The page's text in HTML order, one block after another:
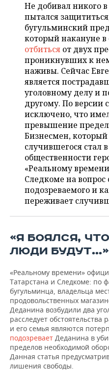
КОМУ ПРИНАДЛЕЖАТ
ТОРГОВЫЕ ЦЕНТРЫ
ТАТАРСТАНА
БЮДЖЕТ
ИНВЕСТИЦИИ
МАШИНОСТРОЕНИЕ
НЕФТЕХИМИЯ
НЕФТЬ
ОПК
ЭНЕРГЕТИКА
НОВОСТИ АВТО
БИЗНЕС
НОВОСТИ БИЗНЕСА
РОЗНИЧНАЯ ТОРГОВЛЯ
ТРАНСПОРТ
УСЛУГИ
ТЕХНОЛОГИИ
НОВОСТИ ТЕХНОЛОГИЙ
МЕДИА
ТЕЛЕКОММУНИКАЦИИ
МЕРОПРИЯТИЯ
НОВОСТИ
ВЫЕЗДНАЯ РЕДАКЦИЯ
БИЗНЕС-БРАНЧИ
ONLINE-КОНФЕРЕНЦИИ
ОТКРЫТАЯ ЛЕКЦИЯ
СПОРТ
НОВОСТИ СПОРТА
ФУТБОЛ
ХОККЕЙ
БАСКЕТБОЛ
ВОЛЕЙБОЛ
КИБЕРСПОРТ
ФИГУРНОЕ КАТАНИЕ
ХОККЕЙ С МЯЧОМ
ОБЩЕСТВО
НОВОСТИ ОБЩЕСТВА
ВЛАСТЬ
ИНФРАСТРУКТУРА
ИСТОРИЯ
КУЛЬТУРА
МЕДИЦИНА
ПРОИСШЕСТВИЯ
ФОТОГАЛЕРЕЯ
СЮЖЕТЫ
СПРАВОЧНИК
СПИСОК ПЕРСОН
СПИСОК КОМПАНИЙ
ПОЛНАЯ ВЕРСИЯ
Не добивал никого
пытался
бугульминский
который накануне
отбиться от двух
проникнувших к
наживы. Сейчас
является
уголовному делу и
другому. По версии
исключено, что
превышение
Бизнесмен, который
случившегося стал в
общественности
«Реальному
Следкоме на вопрос
подозреваемого и
переживает
«Я БОЯЛСЯ,
ЛЮДИ БУДУТ…»
«Реальному времени»
Татарстана и Следкоме: по
бугульминца, владельца
продовольственных
Деданина возбудили два
расследует обстоятельства
и его семья являются
подозревает Деданина в
пределов необходимой
Данная статья
лишения свободы.